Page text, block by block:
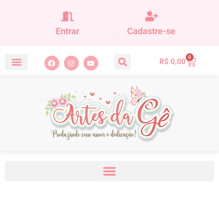
Entrar Cadastre-se
R$ 0,00
0